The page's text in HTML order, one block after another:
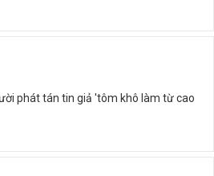
phát tán tin giả 'tôm khô làm từ cao